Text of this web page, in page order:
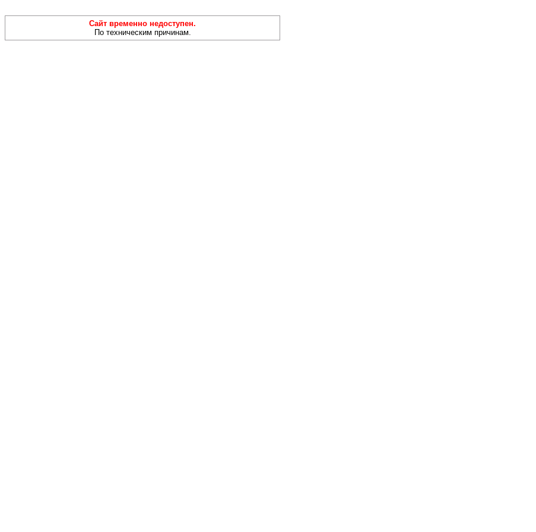
Сайт временно недоступен.
По техническим причинам.